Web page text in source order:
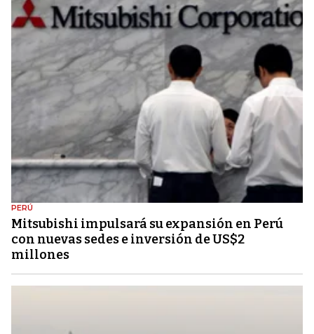
PERÚ
Mitsubishi impulsará su expansión en Perú
con nuevas sedes e inversión de US$2
millones